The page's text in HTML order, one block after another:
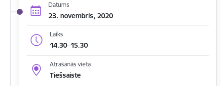
Datums
23. novembris, 2020
Laiks
14.30–15.30
Atrašanās vieta
Tiešsaiste